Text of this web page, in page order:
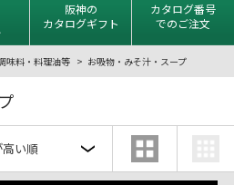
阪神の
カタログギフト
カタログ番号
でのご注文
味料・料理油等 お吸物・みそ汁・スープ